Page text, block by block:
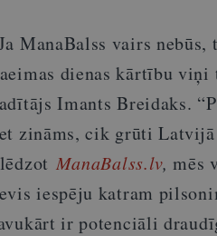
ManaBalss vairs
dienas kārtību
Imants Breidaks.
zināms, cik grūti
ManaBalss.lv, mēs
iespēju katram
ir potenciāli